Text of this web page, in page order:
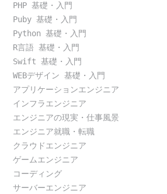
PHP 基礎・入門
Puby 基礎・入門
Python 基礎・入門
R言語 基礎・入門
Swift 基礎・入門
WEBデザイン 基礎・入門
アプリケーションエンジニア
インフラエンジニア
エンジニアの現実・仕事風景
エンジニア就職・転職
クラウドエンジニア
ゲームエンジニア
コーディング
サーバーエンジニア